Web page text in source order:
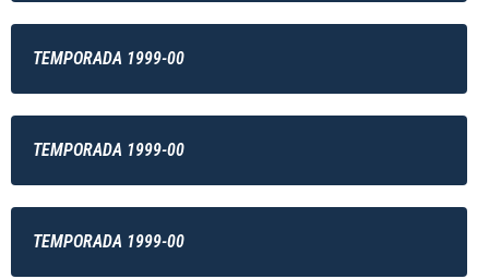
TEMPORADA 1999-00
TEMPORADA 1999-00
TEMPORADA 1999-00